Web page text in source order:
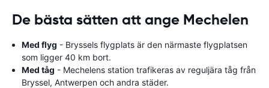
De bästa sätten att ange Mechelen
Med flyg - Bryssels flygplats är den närmaste flygplatsen
som ligger 40 km bort.
Med tåg - Mechelens station trafikeras av reguljära tåg från
Bryssel, Antwerpen och andra städer.